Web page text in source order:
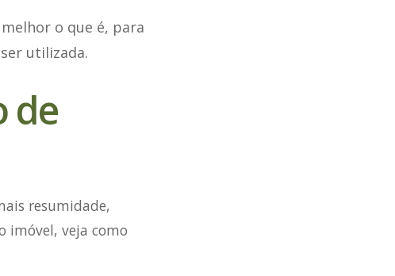
o que é, para
utilizada.
de
resumidade,
imóvel, veja como